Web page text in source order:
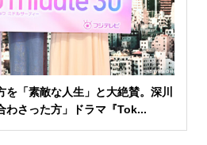
「素敵な人生」と大絶賛。深川
わさった方」ドラマ『Tok...